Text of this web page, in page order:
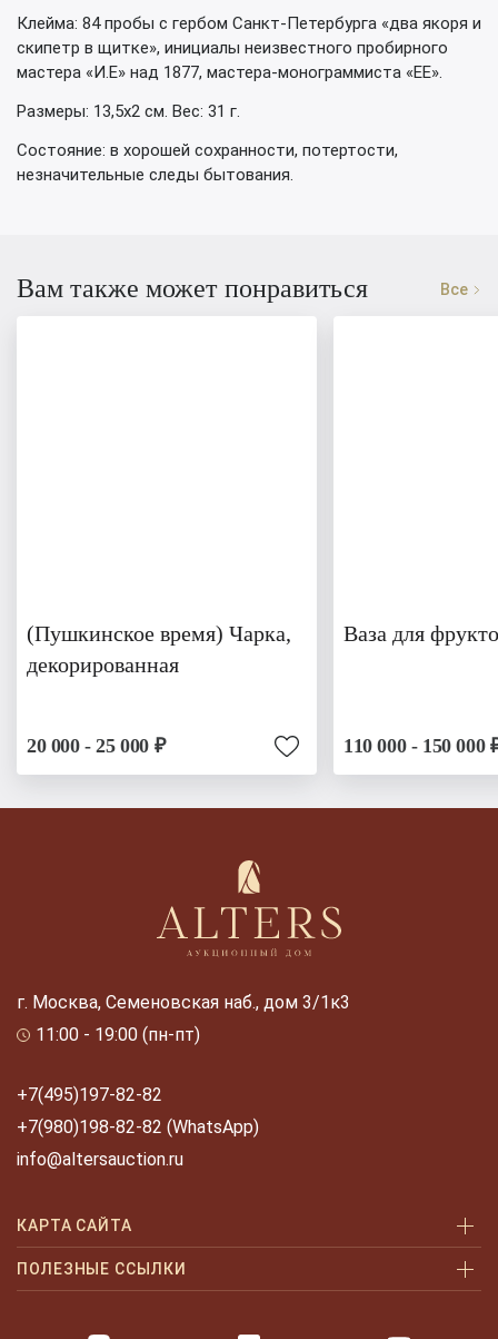
Клейма: 84 пробы с гербом Санкт-Петербурга «два якоря и
скипетр в щитке», инициалы неизвестного пробирного
мастера «И.Е» над 1877, мастера-монограммиста «ЕЕ».
Размеры: 13,5х2 см. Вес: 31 г.
Состояние: в хорошей сохранности, потертости,
незначительные следы бытования.
Вам также может понравиться Все
(Пушкинское время) Чарка,
декорированная
20 000 - 25 000 ₽
Ваза для
110 000 - 150 000
г. Москва, Семеновская наб., дом 3/1к3
11:00 - 19:00 (пн-пт)
+7(495)197-82-82
+7(980)198-82-82 (WhatsApp)
info@altersauction.ru
КАРТА САЙТА
Аукционы
ПОЛЕЗНЫЕ ССЫЛКИ